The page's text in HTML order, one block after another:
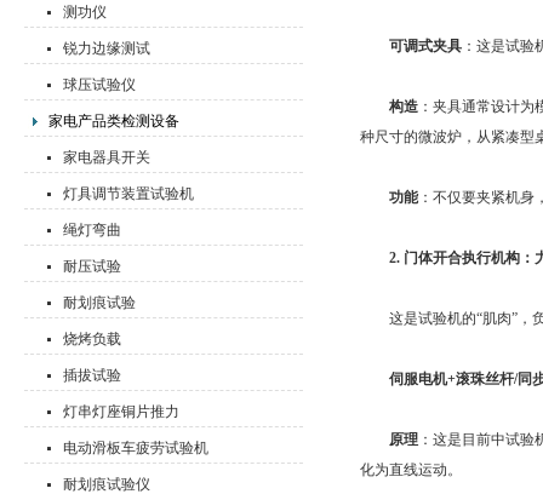
测功仪
锐力边缘测试
球压试验仪
家电产品类检测设备
家电器具开关
灯具调节装置试验机
绳灯弯曲
耐压试验
耐划痕试验
烧烤负载
插拔试验
灯串灯座铜片推力
电动滑板车疲劳试验机
耐划痕试验仪
可调式夹具 ：这是试验
构造 ：夹具通常设计
种尺寸的微波炉，从紧凑型
功能：不仅要夹紧机身
2. 门体开合执行机构：
这是试验机的“肌肉”，负
伺服电机+滚珠丝杆/同
原理 ：这是目前中试
化为直线运动。